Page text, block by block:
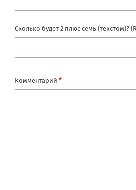
Сколько будет 2 плюс семь (текстом)?
Комментарий *